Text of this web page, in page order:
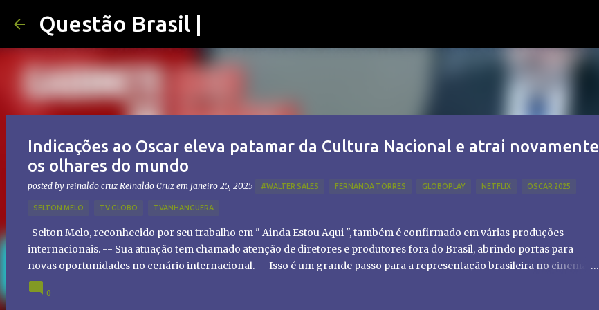
Questão Brasil |
Indicações ao Oscar eleva patamar da Cultura Nacional e atrai novamente
os olhares do mundo
posted by reinaldo cruz Reinaldo Cruz em janeiro 25, 2025 #WALTER SALES FERNANDA TORRES GLOBOPLAY NETFLIX OSCAR 2025
SELTON MELO TV GLOBO TVANHANGUERA
Selton Melo, reconhecido por seu trabalho em " Ainda Estou Aqui ", também é confirmado em várias produções
internacionais. -- Sua atuação tem chamado atenção de diretores e produtores fora do Brasil, abrindo portas para
novas oportunidades no cenário internacional. -- Isso é um grande passo para a representação brasileira no cinema
global!
0